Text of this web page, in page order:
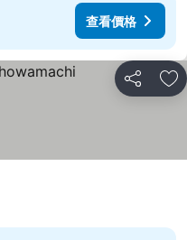
查看價格
分享 加